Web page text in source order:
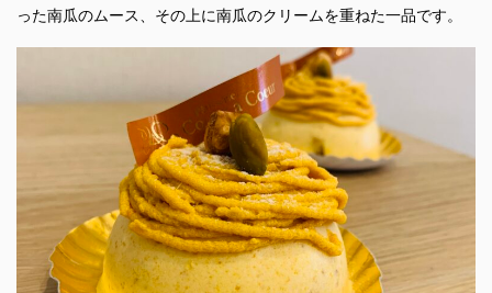
った南瓜のムース、その上に南瓜のクリームを重ねた一品です。